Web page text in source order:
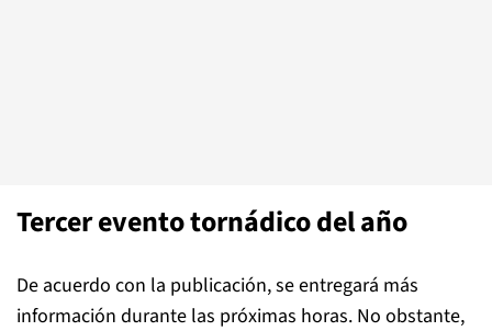
Tercer evento tornádico del año
De acuerdo con la publicación, se entregará más
información durante las próximas horas. No obstante,